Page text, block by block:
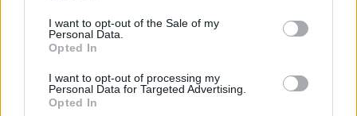
I want to opt-out of the Sale of my
Personal Data.
Opted In
I want to opt-out of processing my
Personal Data for Targeted Advertising.
Opted In